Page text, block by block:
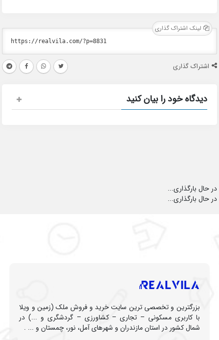
لینک اشتراک گذاری
اشتراک گذاری
دیدگاه خود را بیان کنید
در حال بارگذاری...
در حال بارگذاری...
بزرگترین و تخصصی ترین سایت خرید و فروش ملک (زمین و ویلا
با کاربری مسکونی – تجاری – کشاورزی – گردشگری و ...) در
شمال کشور در استان مازندران و شهرهای آمل، نور، چمستان و ... .